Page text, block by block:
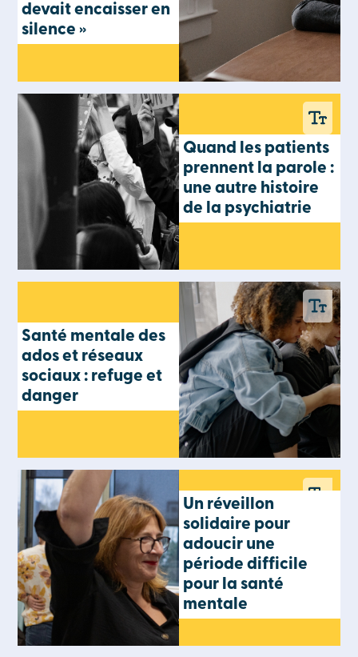
devait encaisser en
silence »
Quand les patients
prennent la parole :
une autre histoire
de la psychiatrie
Santé mentale des
ados et réseaux
sociaux : refuge et
danger
Un réveillon
solidaire pour
adoucir une
période difficile
pour la santé
mentale